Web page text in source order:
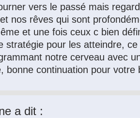
vers le passé mais
nos rêves qui sont
et une fois ceux c bien
stratégie pour les atteindre,
notre cerveau avec
bonne continuation pour votre
a dit :